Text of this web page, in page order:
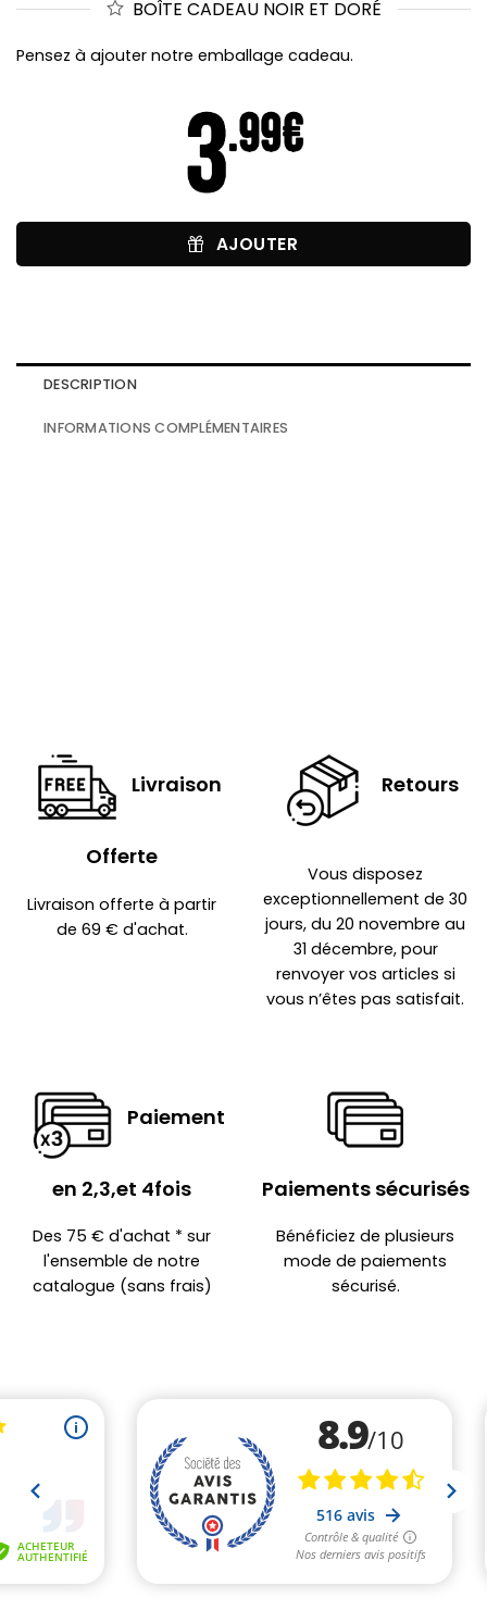
BOÎTE CADEAU NOIR ET DORÉ
Pensez à ajouter notre emballage cadeau.
AJOUTER
DESCRIPTION
INFORMATIONS COMPLÉMENTAIRES
Livraison
Offerte
Livraison offerte à partir
de 69 € d'achat.
Retours
Vous disposez
exceptionnellement de 30
jours, du 20 novembre au
31 décembre, pour
renvoyer vos articles si
vous n’êtes pas satisfait.
Paiement
en 2,3,et 4fois
Des 75 € d'achat * sur
l'ensemble de notre
catalogue (sans frais)
Paiements sécurisés
Bénéficiez de plusieurs
mode de paiements
sécurisé.